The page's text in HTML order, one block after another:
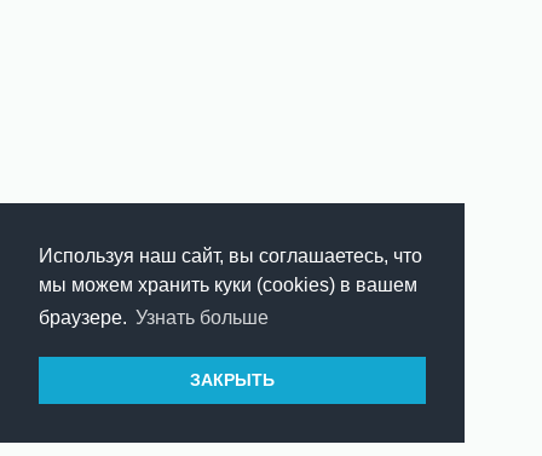
Используя наш сайт, вы соглашаетесь, что
мы можем хранить куки (cookies) в вашем
браузере. Узнать больше
ЗАКРЫТЬ